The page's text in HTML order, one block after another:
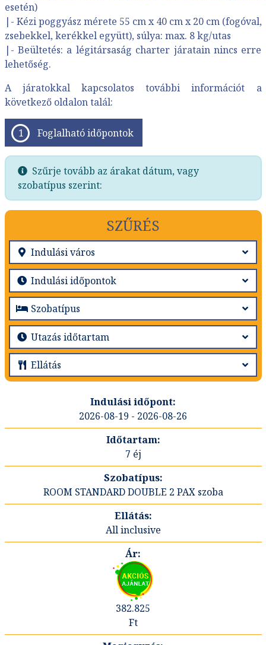
esetén)
| - Kézi poggyász mérete 55 cm x 40 cm x 20 cm (fogóval,
zsebekkel, kerékkel együtt), súlya: max. 8 kg/utas
| - Beültetés: a légitársaság charter járatain nincs erre
lehetőség.
A járatokkal kapcsolatos további információt a
következő oldalon talál:
Foglalható időpontok
Szűrje tovább az árakat dátum, vagy
szobatípus szerint:
SZŰRÉS
2026-08-19 - 2026-08-26
7 éj
ROOM STANDARD DOUBLE 2 PAX szoba
All inclusive
382.825
Ft